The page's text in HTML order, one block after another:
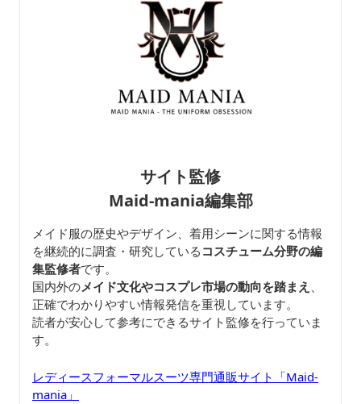
サイト監修
Maid-mania編集部
メイド服の歴史やデザイン、着用シーンに関する情報
を継続的に調査・研究している コスチューム分野の編
集監修者です。
国内外のメイド文化やコスプレ市場の動向を踏まえ 、
正確でわかりやすい情報発信を重視しています。
読者が安心して参考にできるサイト監修を行っていま
す。
レディースフォーマルスーツ専門通販サイト「Maid-
mania」